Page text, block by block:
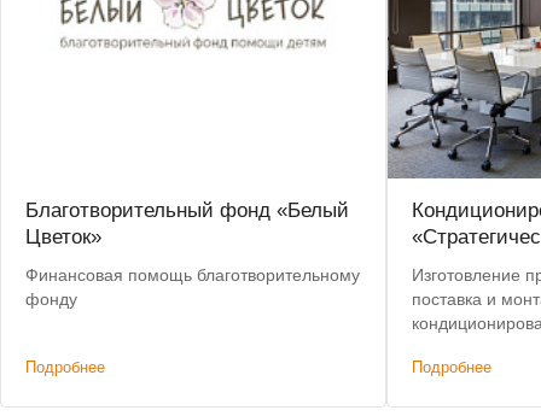
Благотворительный фонд «Белый
Цветок»
Финансовая помощь благотворительному
фонду
Подробнее
Изготовление
поставка и
Подробнее